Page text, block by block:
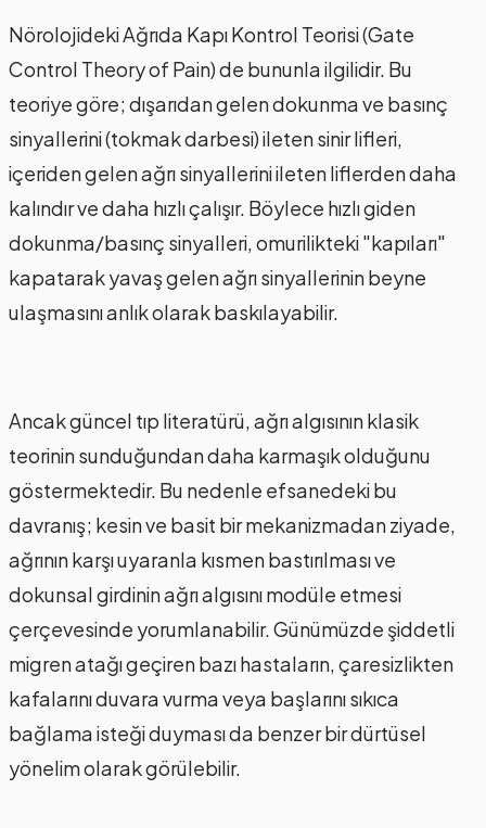
Nörolojideki Ağrıda Kapı Kontrol Teorisi (Gate
Control Theory of Pain) de bununla ilgilidir. Bu
teoriye göre; dışarıdan gelen dokunma ve basınç
sinyallerini (tokmak darbesi) ileten sinir lifleri,
içeriden gelen ağrı sinyallerini ileten liflerden daha
kalındır ve daha hızlı çalışır. Böylece hızlı giden
dokunma/basınç sinyalleri, omurilikteki "kapıları"
kapatarak yavaş gelen ağrı sinyallerinin beyne
ulaşmasını anlık olarak baskılayabilir.
Ancak güncel tıp literatürü, ağrı algısının klasik
teorinin sunduğundan daha karmaşık olduğunu
göstermektedir. Bu nedenle efsanedeki bu
davranış; kesin ve basit bir mekanizmadan ziyade,
ağrının karşı uyaranla kısmen bastırılması ve
dokunsal girdinin ağrı algısını modüle etmesi
çerçevesinde yorumlanabilir. Günümüzde şiddetli
migren atağı geçiren bazı hastaların, çaresizlikten
kafalarını duvara vurma veya başlarını sıkıca
bağlama isteği duyması da benzer bir dürtüsel
yönelim olarak görülebilir.